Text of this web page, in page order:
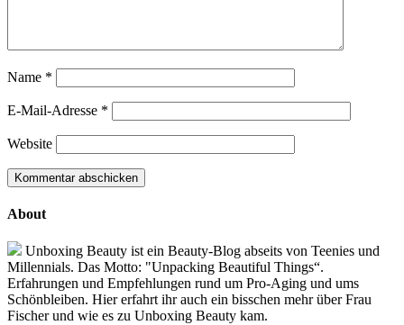
Name *
E-Mail-Adresse *
Website
About
Unboxing Beauty ist ein Beauty-Blog abseits von Teenies und
Millennials. Das Motto: "Unpacking Beautiful Things“.
Erfahrungen und Empfehlungen rund um Pro-Aging und ums
Schönbleiben. Hier erfahrt ihr auch ein bisschen mehr über Frau
Fischer und wie es zu Unboxing Beauty kam.